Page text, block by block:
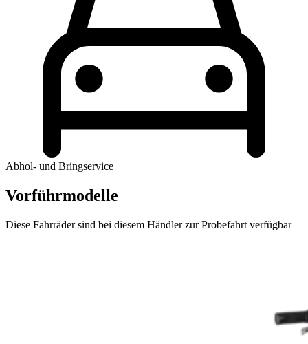
Abhol- und Bringservice
Vorführmodelle
Diese Fahrräder sind bei diesem Händler zur Probefahrt verfügbar